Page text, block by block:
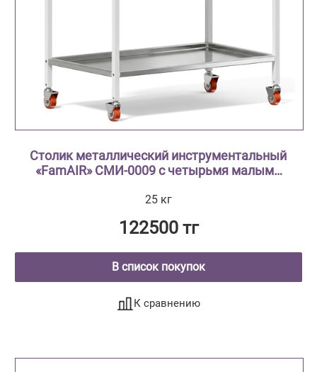
Столик металлический инструментальный
«FamAIR» СМИ-0009 с четырьмя малыми
поддноами из нержавеющей стали
25 кг
122500 тг
В список покупок
К сравнению